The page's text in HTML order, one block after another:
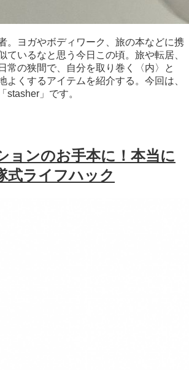
。ヨガやボディワーク、旅の本などに携
ているなと思う今日この頃。旅や転居、
常の狭間で、自分を取り巻く〈内〉と
よくするアイテムを紹介する。今回は、
stasher」です。
ョンのお手本に！本当に
式ライフハック